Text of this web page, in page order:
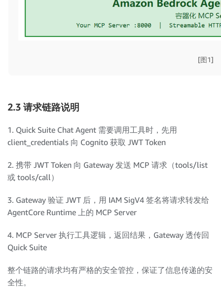
[图1]
2.3 请求链路说明
1. Quick Suite Chat Agent 需要调用工具时，先用
client_credentials 向 Cognito 获取 JWT Token
2. 携带 JWT Token 向 Gateway 发送 MCP 请求（tools/list
或 tools/call）
3. Gateway 验证 JWT 后，用 IAM SigV4 签名将请求转发给
AgentCore Runtime 上的 MCP Server
4. MCP Server 执行工具逻辑，返回结果，Gateway 透传回
Quick Suite
整个链路的请求均有严格的安全管控，保证了信息传递的安
全性。